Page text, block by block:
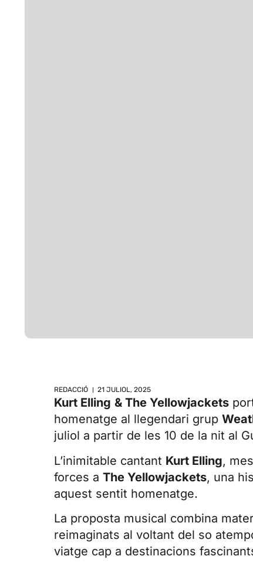
REDACCIÓ 21 JULIOL, 2025
Kurt Elling & The Yellowjackets
homenatge al llegendari grup
juliol a partir de les 10 de la nit al
L’inimitable cantant Kurt Elling,
forces a The Yellowjackets, una
aquest sentit homenatge.
La proposta musical combina
reimaginats al voltant del so
viatge cap a destinacions